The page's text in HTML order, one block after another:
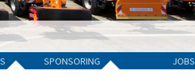
SPONSORING JOBS